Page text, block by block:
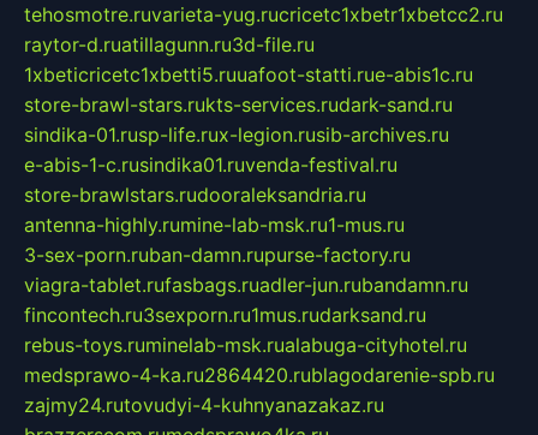
tehosmotre.ruvarieta-yug.rucricetc1xbetr1xbetcc2.ru
raytor-d.ruatillagunn.ru3d-file.ru
1xbeticricetc1xbetti5.ruuafoot-statti.rue-abis1c.ru
store-brawl-stars.rukts-services.rudark-sand.ru
sindika-01.rusp-life.rux-legion.rusib-archives.ru
e-abis-1-c.rusindika01.ruvenda-festival.ru
store-brawlstars.rudooraleksandria.ru
antenna-highly.rumine-lab-msk.ru1-mus.ru
3-sex-porn.ruban-damn.rupurse-factory.ru
viagra-tablet.rufasbags.ruadler-jun.rubandamn.ru
fincontech.ru3sexporn.ru1mus.rudarksand.ru
rebus-toys.ruminelab-msk.rualabuga-cityhotel.ru
medsprawo-4-ka.ru2864420.rublagodarenie-spb.ru
zajmy24.rutovudyi-4-kuhnyanazakaz.ru